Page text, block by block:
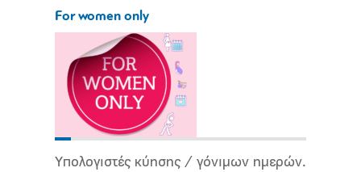
For women only
Υπολογιστές κύησης / γόνιμων ημερών.